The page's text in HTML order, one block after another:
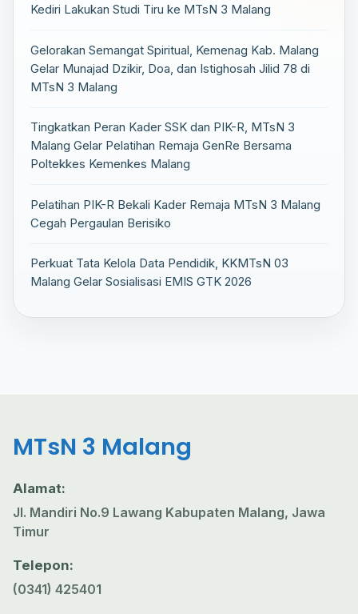
Kediri Lakukan Studi Tiru ke MTsN 3 Malang
Gelorakan Semangat Spiritual, Kemenag Kab. Malang
Gelar Munajad Dzikir, Doa, dan Istighosah Jilid 78 di
MTsN 3 Malang
Tingkatkan Peran Kader SSK dan PIK-R, MTsN 3
Malang Gelar Pelatihan Remaja GenRe Bersama
Poltekkes Kemenkes Malang
Pelatihan PIK-R Bekali Kader Remaja MTsN 3 Malang
Cegah Pergaulan Berisiko
Perkuat Tata Kelola Data Pendidik, KKMTsN 03
Malang Gelar Sosialisasi EMIS GTK 2026
MTsN 3 Malang
Alamat:
Jl. Mandiri No.9 Lawang Kabupaten Malang, Jawa
Timur
Telepon:
(0341) 425401